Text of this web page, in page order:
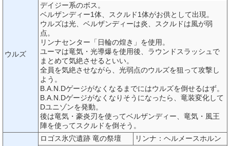
ウルズ
デイジー系のボス。
ベルザンディー1体、スクルド1体がお供として出現。
ウルズは光、ベルザンディーは炎、スクルドは風が弱
点。
リンナセンター「日輪の煌き」を使用。
ユーマは竜気・光導爆を使用後、ラウンドスラッシュで
まとめて気絶させるといい。
全員を気絶させながら、光弱点のウルズを狙って攻撃し
よう。
B.A.N.Dゲージがなくなるまでにはウルズを倒せるはず。
B.A.N.Dゲージがなくなりそうになったら、竜装変化して
Dユニゾンを発動。
後は竜気・豪炎刃を使ってベルザンディー、竜気・風王
陣を使ってスクルドを倒そう。
ロゴス氷穴遺跡 竜の祭壇
リンナ：ヘルメースホルン